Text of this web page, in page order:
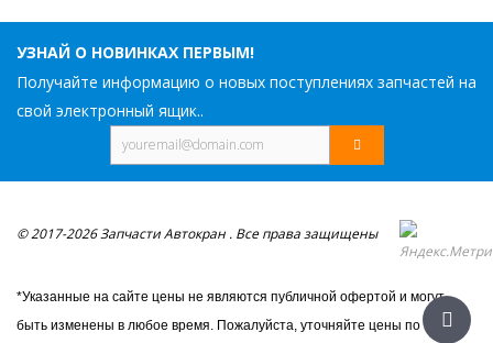
УЗНАЙ О НОВИНКАХ ПЕРВЫМ!
Получайте информацию о новых поступлениях запчастей на
свой электронный ящик..
© 2017-2026 Запчасти Автокран . Все права защищены
*Указанные на сайте цены не являются публичной офертой и могут
быть изменены в любое время. Пожалуйста, уточняйте цены по